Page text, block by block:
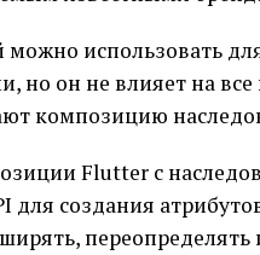
использовать
но он не влияет на
композицию
Flutter с
для создания